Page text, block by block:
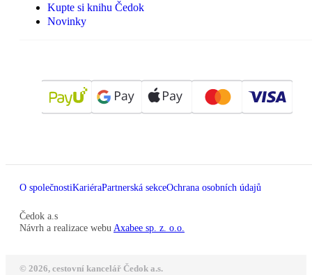
Kupte si knihu Čedok
Novinky
O společnostiKariéraPartnerská sekceOchrana osobních údajů
Čedok a.s
Návrh a realizace webu Axabee sp. z. o.o.
© 2026, cestovní kancelář Čedok a.s.